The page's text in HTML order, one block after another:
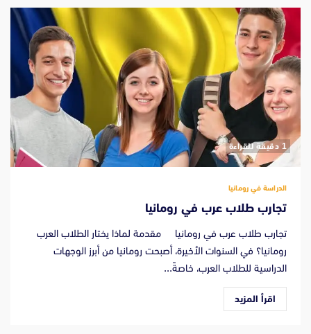
‫1 دقيقة للقراءة
الدراسة في رومانيا
تجارب طلاب عرب في رومانيا
تجارب طلاب عرب في رومانيا مقدمة لماذا يختار الطلاب العرب
رومانيا؟ في السنوات الأخيرة، أصبحت رومانيا من أبرز الوجهات
الدراسية للطلاب العرب، خاصةً...
اقرأ المزيد